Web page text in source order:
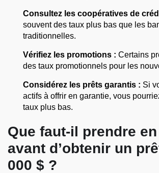
Consultez les coopératives de
souvent des taux plus bas que les
traditionnelles.
Vérifiez les promotions : Certains
des taux promotionnels pour les
Considérez les prêts garantis : Si
actifs à offrir en garantie, vous
taux plus bas.
Que faut-il prendre
avant d’obtenir un
000 $ ?